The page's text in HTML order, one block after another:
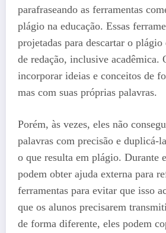
parafraseando as ferramentas
plágio na educação. Essas
projetadas para descartar o
de redação, inclusive acadêmica.
incorporar ideias e conceitos de
mas com suas próprias palavras.
Porém, às vezes, eles não
palavras com precisão e duplicá-
o que resulta em plágio. Durante
podem obter ajuda externa para
ferramentas para evitar que isso
que os alunos precisarem
de forma diferente, eles podem